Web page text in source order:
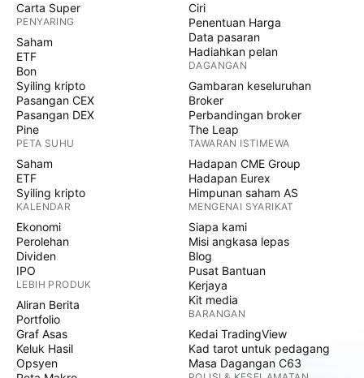
Carta Super
PENYARING
Saham
ETF
Bon
Syiling kripto
Pasangan CEX
Pasangan DEX
Pine
PETA SUHU
Saham
ETF
Syiling kripto
KALENDAR
Ekonomi
Perolehan
Dividen
IPO
LEBIH PRODUK
Aliran Berita
Portfolio
Graf Asas
Keluk Hasil
Opsyen
Ciri
Penentuan Harga
Data pasaran
Hadiahkan pelan
DAGANGAN
Gambaran keseluruhan
Broker
Perbandingan broker
The Leap
TAWARAN ISTIMEWA
Hadapan CME Group
Hadapan Eurex
Himpunan saham AS
MENGENAI SYARIKAT
Siapa kami
Misi angkasa lepas
Blog
Pusat Bantuan
Kerjaya
Kit media
BARANGAN
Kedai TradingView
Kad tarot untuk pedagang
Masa Dagangan C63